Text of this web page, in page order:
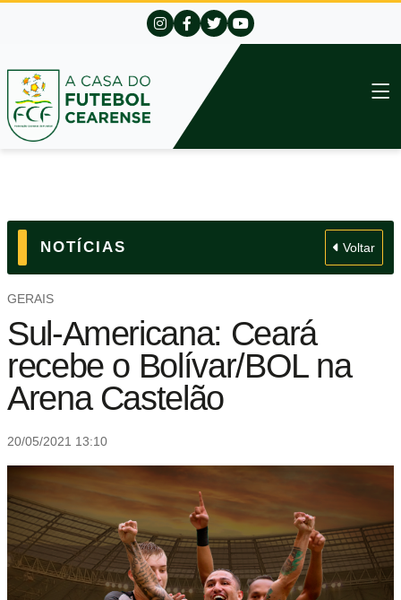
NOTÍCIAS Voltar
GERAIS
Sul-Americana: Ceará
recebe o Bolívar/BOL na
Arena Castelão
20/05/2021 13:10